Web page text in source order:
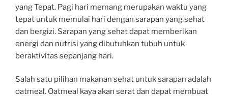
yang Tepat. Pagi hari memang merupakan waktu yang
tepat untuk memulai hari dengan sarapan yang sehat
dan bergizi. Sarapan yang sehat dapat memberikan
energi dan nutrisi yang dibutuhkan tubuh untuk
beraktivitas sepanjang hari.
Salah satu pilihan makanan sehat untuk sarapan adalah
oatmeal. Oatmeal kaya akan serat dan dapat membuat